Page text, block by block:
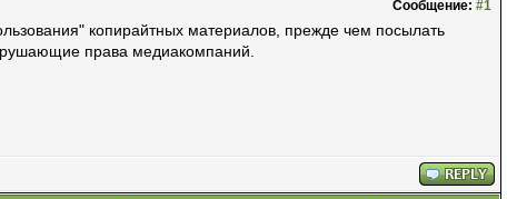
Сообщение: #1
копирайтных материалов, прежде чем посылать
права медиакомпаний.